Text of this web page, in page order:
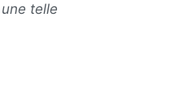
telle